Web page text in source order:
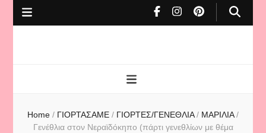
mamas
Home / ΓΙΟΡΤΑΣΑΜΕ / ΓΙΟΡΤΕΣ/ΓΕΝΕΘΛΙΑ/ ΜΑΡΙΛΙΑ/
Γενέθλια στον Νεραϊδόκηπο (πάρτι γενεθλίων με θέμα